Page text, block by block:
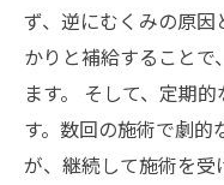
ず、逆にむくみの原因
かりと補給すること
ます。 そして、定期
す。数回の施術で劇
が、継続して施術を受